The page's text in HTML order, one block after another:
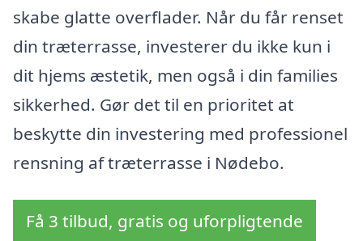
skabe glatte overflader. Når du får renset
din træterrasse, investerer du ikke kun i
dit hjems æstetik, men også i din families
sikkerhed. Gør det til en prioritet at
beskytte din investering med professionel
rensning af træterrasse i Nødebo.
Få 3 tilbud, gratis og uforpligtende